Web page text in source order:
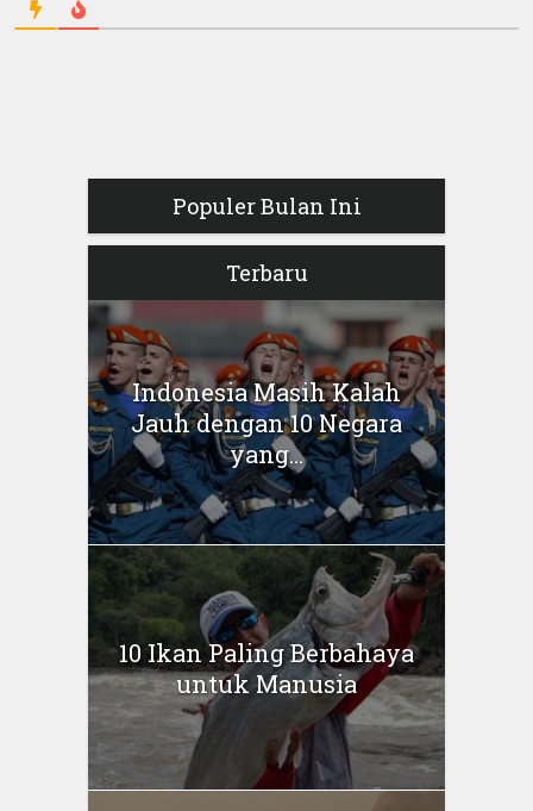
Populer Bulan Ini
Terbaru
Indonesia Masih Kalah
Jauh dengan 10 Negara
yang...
10 Ikan Paling Berbahaya
untuk Manusia